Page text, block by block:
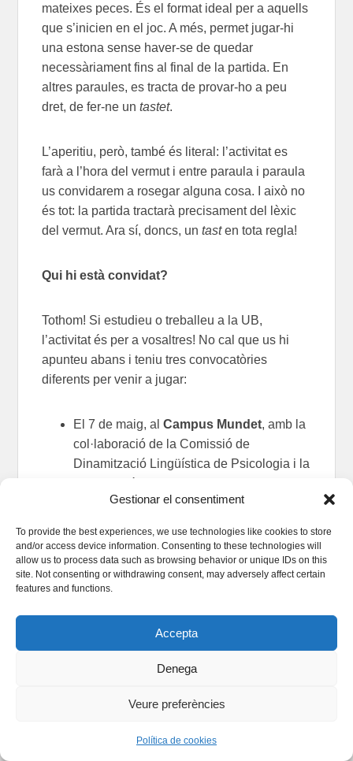
Gestionar el consentiment
To provide the best experiences, we use technologies like cookies to store
and/or access device information. Consenting to these technologies will
allow us to process data such as browsing behavior or unique IDs on this
site. Not consenting or withdrawing consent, may adversely affect certain
features and functions.
Accepta
Denega
Veure preferències
Política de cookies
mateixes peces. És el format ideal per a aquells
que s’inicien en el joc. A més, permet jugar-hi
una estona sense haver-se de quedar
necessàriament fins al final de la partida. En
altres paraules, es tracta de provar-ho a peu
dret, de fer-ne untastet.
L’aperitiu, però, també és literal: l’activitat es
farà a l’hora del vermut i entre paraula i paraula
us convidarem a rosegar alguna cosa. I això no
és tot: la partida tractarà precisament del lèxic
del vermut. Ara sí, doncs, untasten tota regla!
Qui hi està convidat?
Tothom! Si estudieu o treballeu a la UB,
l’activitat és per a vosaltres! No cal que us hi
apunteu abans i teniu tres convocatòries
diferents per venir a jugar:
El 7 de maig, alCampus Mundet, amb la
col·laboració de la Comissió de
Dinamització Lingüística de Psicologia i la
cafeteria del Campus.
Empresa, amb la col·laboració de la
Comissió de Dinamització Lingüística
d’Economia i Empresa. A les 13:30 serem
El 14 de maig, a l’Edifici Històric
i Informàtica. A les 12:00 serem al Pati de